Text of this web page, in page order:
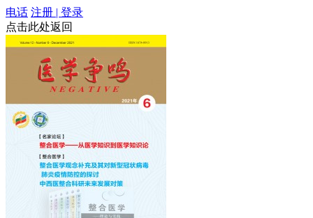
电话 注册 | 登录
点击此处返回